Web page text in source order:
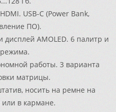
USB-C (Power Bank,
ПО).
дисплей AMOLED. 6 палитр и
работы. 3 варианта
матрицы.
носить на ремне на
или в кармане.